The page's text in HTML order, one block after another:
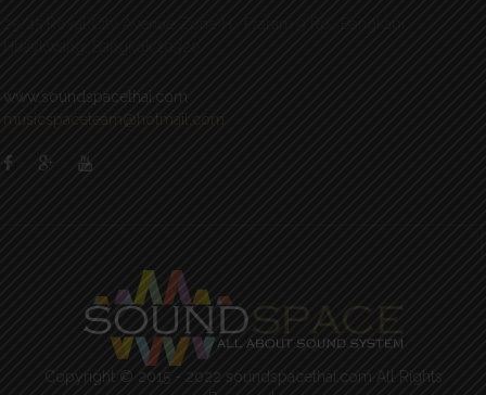
www.soundspacethai.com
musicspaceteam@hotmail.com
Copyright © 2015 - 2022 soundspacethai.com All Rights